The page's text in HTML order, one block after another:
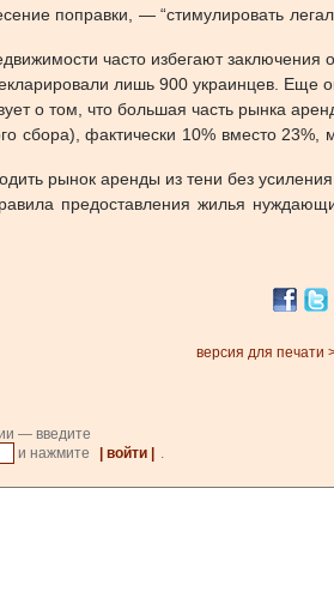
поправки, — “стимулировать
часто избегают
лишь 900 украинцев.
о том, что большая часть рынка
сбора), фактически 10% вместо
рынок аренды из тени без
предоставления жилья
версия для печати
— введите
и нажмите | войти |
.